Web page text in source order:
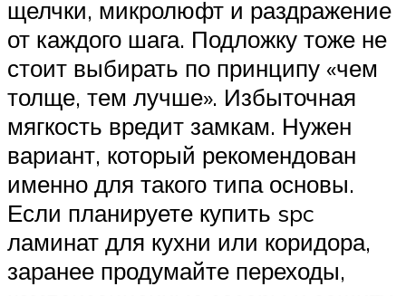
щелчки, микролюфт и раздражение
от каждого шага. Подложку тоже не
стоит выбирать по принципу «чем
толще, тем лучше». Избыточная
мягкость вредит замкам. Нужен
вариант, который рекомендован
именно для такого типа основы.
Если планируете купить spc
ламинат для кухни или коридора,
заранее продумайте переходы,